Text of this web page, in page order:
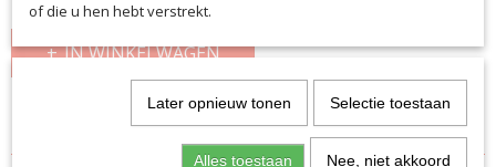
IN WINKELWAGEN
Specificaties
of die u hen hebt verstrekt.
Later opnieuw tonen Selectie toestaan
Alles toestaan Nee, niet akkoord